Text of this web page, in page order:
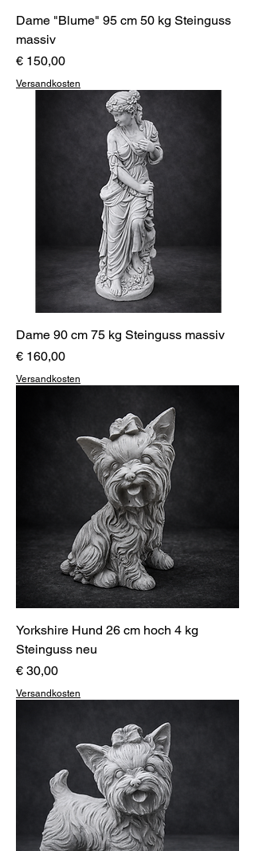
Dame "Blume" 95 cm 50 kg Steinguss
massiv
Preis
€ 150,00
Versandkosten
Dame 90 cm 75 kg Steinguss massiv
Preis
€ 160,00
Versandkosten
Yorkshire Hund 26 cm hoch 4 kg
Steinguss neu
Preis
€ 30,00
Versandkosten